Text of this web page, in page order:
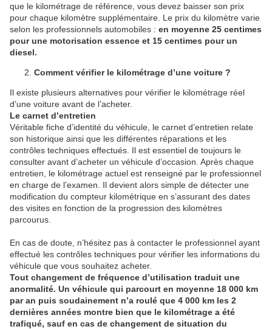
que le kilométrage de référence, vous devez baisser son prix
pour chaque kilomètre supplémentaire. Le prix du kilomètre varie
selon les professionnels automobiles : en moyenne 25 centimes
pour une motorisation essence et 15 centimes pour un
diesel.
Comment vérifier le kilométrage d’une voiture ?
Il existe plusieurs alternatives pour vérifier le kilométrage réel
d’une voiture avant de l’acheter.
Le carnet d’entretien
Véritable fiche d’identité du véhicule, le carnet d’entretien relate
son historique ainsi que les différentes réparations et les
contrôles techniques effectués. Il est essentiel de toujours le
consulter avant d’acheter un véhicule d’occasion. Après chaque
entretien, le kilométrage actuel est renseigné par le professionnel
en charge de l’examen. Il devient alors simple de détecter une
modification du compteur kilométrique en s’assurant des dates
des visites en fonction de la progression des kilomètres
parcourus.
En cas de doute, n’hésitez pas à contacter le professionnel ayant
effectué les contrôles techniques pour vérifier les informations du
véhicule que vous souhaitez acheter.
Tout changement de fréquence d’utilisation traduit une
anormalité. Un véhicule qui parcourt en moyenne 18 000 km
par an puis soudainement n’a roulé que 4 000 km les 2
dernières années montre bien que le kilométrage a été
trafiqué, sauf en cas de changement de situation du